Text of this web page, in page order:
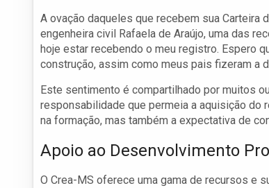
A ovação daqueles que recebem sua
engenheira civil Rafaela de Araújo, uma das
hoje estar recebendo o meu registro. Espero
construção, assim como meus pais fizeram a
Este sentimento é compartilhado por muitos
responsabilidade que permeia a aquisição do
na formação, mas também a expectativa de
Apoio ao Desenvolvimento
O Crea-MS oferece uma gama de recursos e